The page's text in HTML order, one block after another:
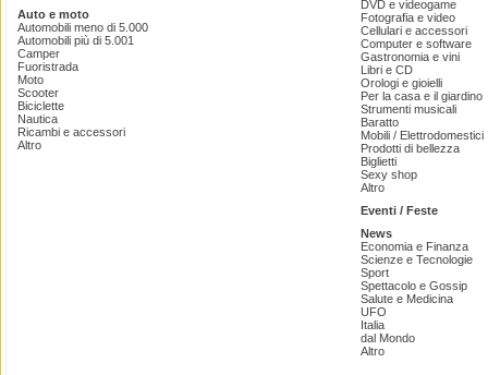
Auto e moto
Automobili meno di 5.000
Automobili più di 5.001
Camper
Fuoristrada
Moto
Scooter
Biciclette
Nautica
Ricambi e accessori
Altro
DVD e videogame
Fotografia e video
Cellulari e accessori
Computer e software
Gastronomia e vini
Libri e CD
Orologi e gioielli
Per la casa e il giardino
Strumenti musicali
Baratto
Mobili / Elettrodomestici
Prodotti di bellezza
Biglietti
Sexy shop
Altro
Eventi / Feste
News
Economia e Finanza
Scienze e Tecnologie
Sport
Spettacolo e Gossip
Salute e Medicina
UFO
Italia
dal Mondo
Altro